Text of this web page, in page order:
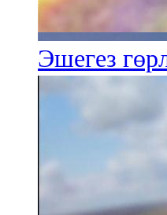
Эшегез